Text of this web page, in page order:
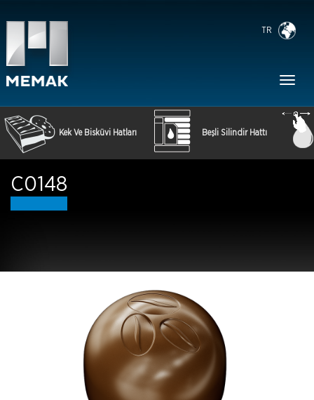
TR
Kek Ve Bisküvi Hatları Beşli Silindir Hattı
C0148